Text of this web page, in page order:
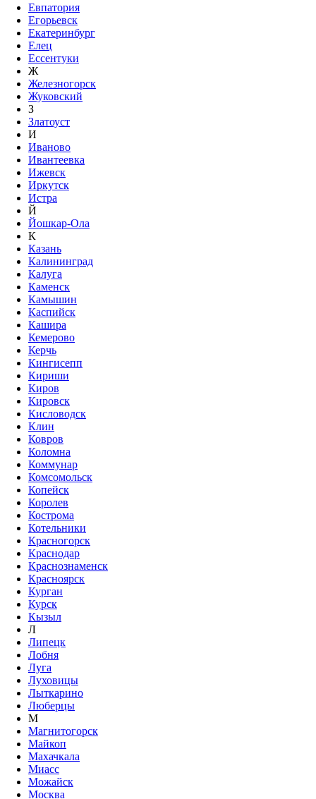
Евпатория
Егорьевск
Екатеринбург
Елец
Ессентуки
Ж
Железногорск
Жуковский
З
Златоуст
И
Иваново
Ивантеевка
Ижевск
Иркутск
Истра
Й
Йошкар-Ола
К
Казань
Калининград
Калуга
Каменск
Камышин
Каспийск
Кашира
Кемерово
Керчь
Кингисепп
Кириши
Киров
Кировск
Кисловодск
Клин
Ковров
Коломна
Коммунар
Комсомольск
Копейск
Королев
Кострома
Котельники
Красногорск
Краснодар
Краснознаменск
Красноярск
Курган
Курск
Кызыл
Л
Липецк
Лобня
Луга
Луховицы
Лыткарино
Люберцы
М
Магнитогорск
Майкоп
Махачкала
Миасс
Можайск
Москва